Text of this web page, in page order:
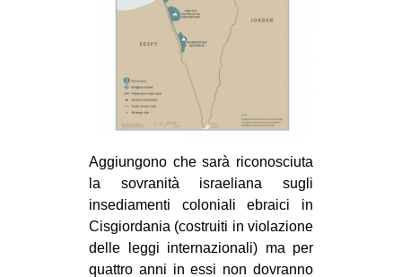
Aggiungono che sarà riconosciuta
la sovranità israeliana sugli
insediamenti coloniali ebraici in
Cisgiordania (costruiti in violazione
delle leggi internazionali) ma per
quattro anni in essi non dovranno